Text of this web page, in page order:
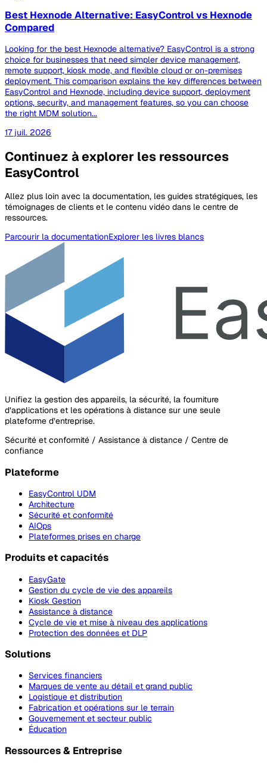
Best Hexnode Alternative: EasyControl vs Hexnode
Compared
Looking for the best Hexnode alternative? EasyControl is a strong
choice for businesses that need simpler device management,
remote support, kiosk mode, and flexible cloud or on-premises
deployment. This comparison explains the key differences between
EasyControl and Hexnode, including device support, deployment
options, security, and management features, so you can choose
the right MDM solution...
17 juil. 2026
Continuez à explorer les ressources
EasyControl
Allez plus loin avec la documentation, les guides stratégiques, les
témoignages de clients et le contenu vidéo dans le centre de
ressources.
Parcourir la documentationExplorer les livres blancs
Unifiez la gestion des appareils, la sécurité, la fourniture
d’applications et les opérations à distance sur une seule
plateforme d’entreprise.
Sécurité et conformité / Assistance à distance / Centre de
confiance
Plateforme
EasyControl UDM
Architecture
Sécurité et conformité
AIOps
Plateformes prises en charge
Produits et capacités
EasyGate
Gestion du cycle de vie des appareils
Kiosk Gestion
Assistance à distance
Cycle de vie et mise à niveau des applications
Protection des données et DLP
Solutions
Services financiers
Marques de vente au détail et grand public
Logistique et distribution
Fabrication et opérations sur le terrain
Gouvernement et secteur public
Éducation
Ressources & Entreprise